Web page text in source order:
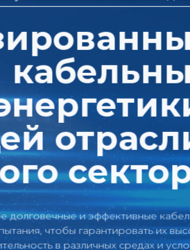
эффективные кабельные
их высокую
средах и условиях.